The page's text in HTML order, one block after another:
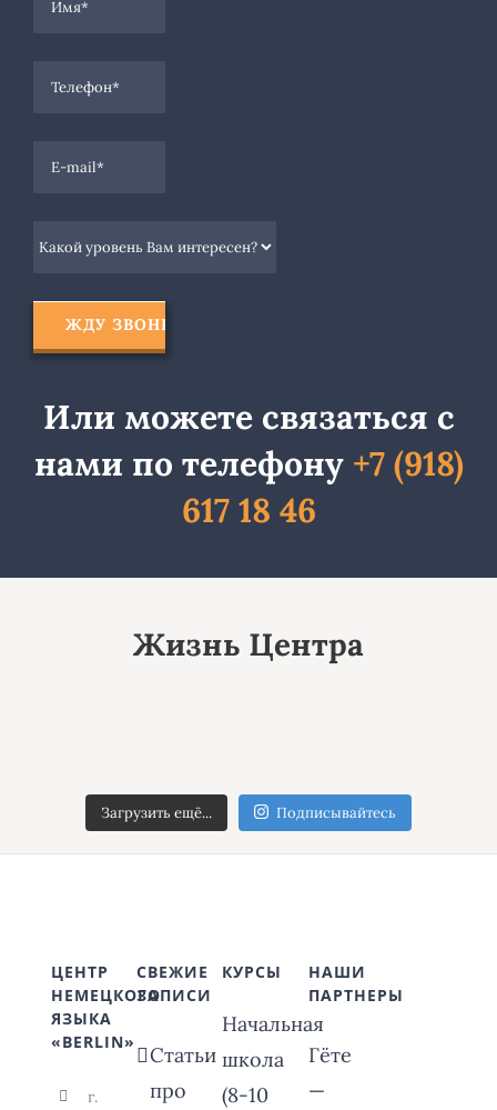
Или можете связаться с
нами по телефону +7 (918)
617 18 46
Жизнь Центра
Загрузить ещё... Подписывайтесь
ЦЕНТР
НЕМЕЦКОГО
ЯЗЫКА
«BERLIN»
г.
СВЕЖИЕ
ЗАПИСИ
Статьи
про
КУРСЫ
Начальная
школа
(8-10
НАШИ
ПАРТНЕРЫ
Гёте
—